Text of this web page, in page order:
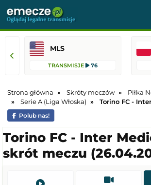
MLS
TRANSMISJE 76
Strona główna Skróty meczów
Piłka
Serie A (Liga Włoska)
Torino FC -
Polub nas!
Torino FC - Inter
skrót meczu